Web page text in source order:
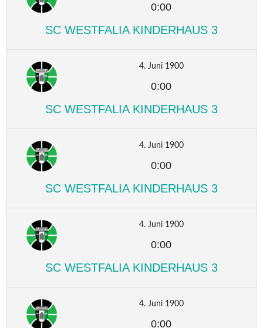
0:00
SC WESTFALIA KINDERHAUS 3
4. Juni 1900
0:00
SC WESTFALIA KINDERHAUS 3
4. Juni 1900
0:00
SC WESTFALIA KINDERHAUS 3
4. Juni 1900
0:00
SC WESTFALIA KINDERHAUS 3
4. Juni 1900
0:00